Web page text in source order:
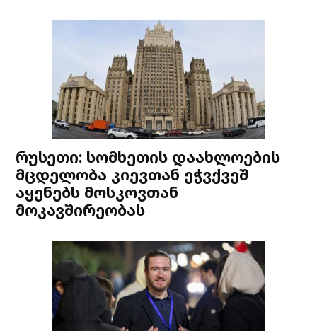
რუსეთი: სომხეთის დაახლოების
მცდელობა კიევთან ეჭვქვეშ
აყენებს მოსკოვთან
მოკავშირეობას